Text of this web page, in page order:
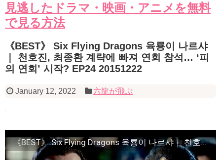
見逃したドラマ・映画・アニメを無料
で見る方法
《BEST》 Six Flying Dragons 육룡이 나르샤
｜ 천호진, 최종환 계략에 빠져 연회 참석… ‘피
의 연회’ 시작? EP24 20151222
January 12, 2022 六龍が飛ぶ
《BEST》 Six Flying Dragons 육룡이 나르샤｜ 천호진, 최종환 계략에 빠져 연회 참석… ‘피의 연회’ 시작? EP24 20151222